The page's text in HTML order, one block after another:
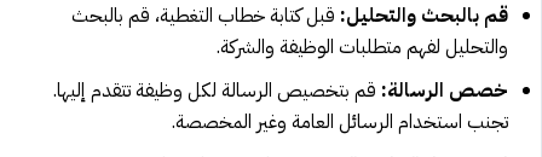
قم بالبحث والتحليل: قبل كتابة خطاب التغطية، قم بالبحث
والتحليل لفهم متطلبات الوظيفة والشركة.
خصص الرسالة: قم بتخصيص الرسالة لكل وظيفة تتقدم إليها.
تجنب استخدام الرسائل العامة وغير المخصصة.